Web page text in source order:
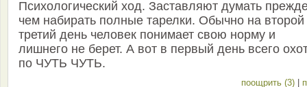
Психологический ход. Заставляют думать
чем набирать полные тарелки. Обычно на второй
третий день человек понимает свою норму и
лишнего не берет. А вот в первый день всего
по ЧУТЬ ЧУТЬ.
поощрить (3)